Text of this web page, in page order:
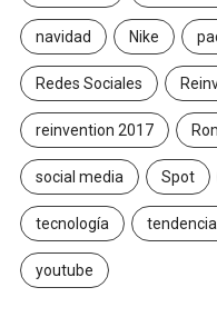
navidad Nike
Redes Sociales
reinvention 2017
social media Spot
tecnología
youtube